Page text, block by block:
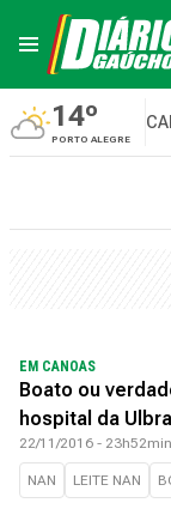
14º
PORTO ALEGRE
EM CANOAS
Boato ou
hospital da
22/11/2016 - 23h52min
NAN LEITE NAN